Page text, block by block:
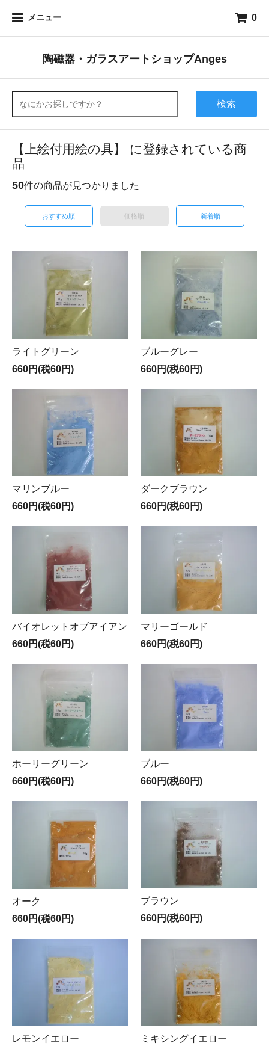
メニュー 0
陶磁器・ガラスアートショップAnges
検索
【上絵付用絵の具】 に登録されている商
品
50件の商品が見つかりました
おすすめ順 価格順 新着順
ライトグリーン
660円(税60円)
ブルーグレー
660円(税60円)
マリンブルー
660円(税60円)
ダークブラウン
660円(税60円)
バイオレットオブアイアン
660円(税60円)
マリーゴールド
660円(税60円)
ホーリーグリーン
660円(税60円)
ブルー
660円(税60円)
オーク
660円(税60円)
ブラウン
660円(税60円)
レモンイエロー
ミキシングイエロー